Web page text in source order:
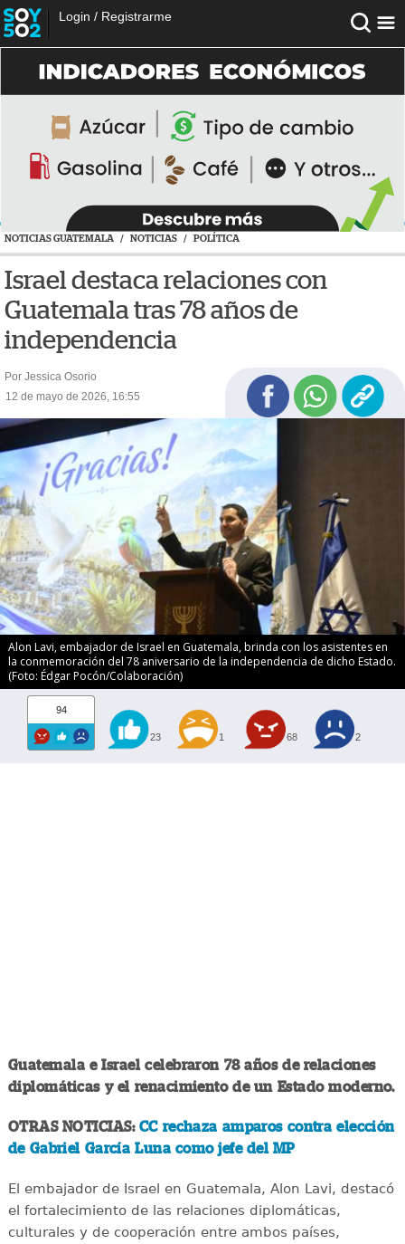
Login / Registrarme
NOTICIAS GUATEMALA / NOTICIAS / POLÍTICA
Israel destaca relaciones con
Guatemala tras 78 años de
independencia
Por Jessica Osorio
12 de mayo de 2026, 16:55
Alon Lavi, embajador de Israel en Guatemala, brinda con los asistentes en
la conmemoración del 78 aniversario de la independencia de dicho Estado.
(Foto: Édgar Pocón/Colaboración)
94
23 1 68 2
Guatemala e Israel celebraron 78 años de relaciones
diplomáticas y el renacimiento de un Estado moderno.
OTRAS NOTICIAS: CC rechaza amparos contra elección
de Gabriel García Luna como jefe del MP
El embajador de Israel en Guatemala, Alon Lavi, destacó
el fortalecimiento de las relaciones diplomáticas,
culturales y de cooperación entre ambos países,